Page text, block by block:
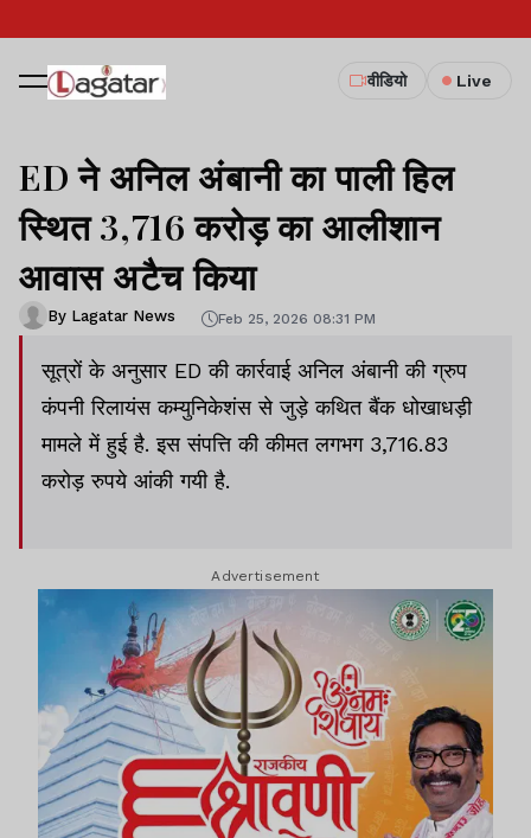
वीडियो Live
ED ने अनिल अंबानी का पाली हिल
स्थित 3,716 करोड़ का आलीशान
आवास अटैच किया
By Lagatar News Feb 25, 2026 08:31 PM
सूत्रों के अनुसार ED की कार्रवाई अनिल अंबानी की ग्रुप
कंपनी रिलायंस कम्युनिकेशंस से जुड़े कथित बैंक धोखाधड़ी
मामले में हुई है. इस संपत्ति की कीमत लगभग 3,716.83
करोड़ रुपये आंकी गयी है.
Advertisement